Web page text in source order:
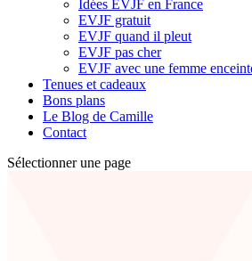
Idées EVJF en France
EVJF gratuit
EVJF quand il pleut
EVJF pas cher
EVJF avec une femme
Tenues et cadeaux
Bons plans
Le Blog de Camille
Contact
Sélectionner une page